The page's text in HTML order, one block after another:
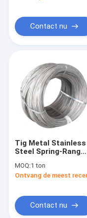
Producten
Over ons
Contacteer ons
Koolstofstaalblad
Koolstofstaalrol
Contact nu
Tig Metal Stainless
Steel Spring-Rang
Draadlassen 440 304
0,138 Mm
MOQ:1 ton
Contact nu